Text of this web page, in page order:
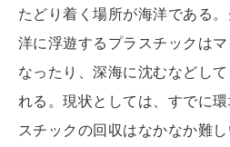
たどり着く場所が海洋である
洋に浮遊するプラスチックは
なったり、深海に沈むなどし
れる。現状としては、すでに
スチックの回収はなかなか難